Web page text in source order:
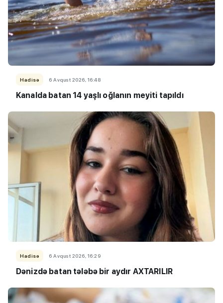
Hadisə 6 Avqust 2026, 16:48
Kanalda batan 14 yaşlı oğlanın meyiti tapıldı
Hadisə 6 Avqust 2026, 16:29
Dənizdə batan tələbə bir aydır AXTARILIR